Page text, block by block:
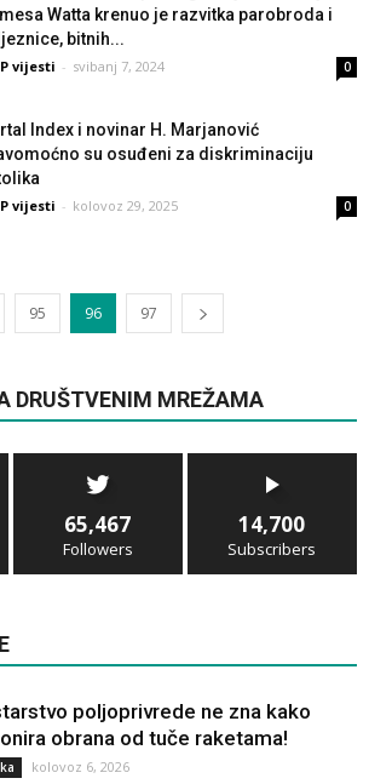
Watta krenuo je razvitka parobroda i
bitnih...
vijesti - svibanj 7, 2024 0
Index i novinar H. Marjanović
su osuđeni za diskriminaciju
vijesti - kolovoz 29, 2025 0
95 96 97
DRUŠTVENIM MREŽAMA
65,467
Followers
14,700
Subscribers
poljoprivrede ne zna kako
obrana od tuče raketama!
kolovoz 6, 2026